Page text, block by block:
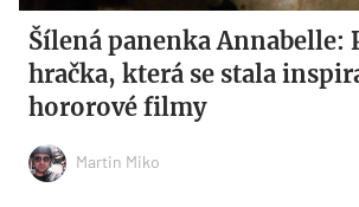
Šílená panenka Annabelle:
hračka, která se stala
hororové filmy
Martin Miko